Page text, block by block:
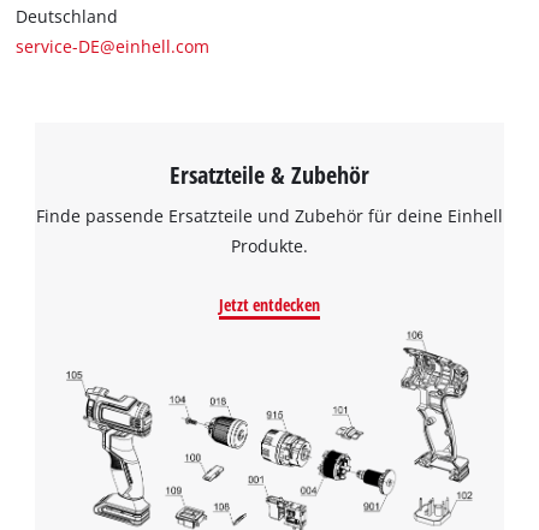
Deutschland
service-DE@einhell.com
Ersatzteile & Zubehör
Finde passende Ersatzteile und Zubehör für deine Einhell
Produkte.
Jetzt entdecken